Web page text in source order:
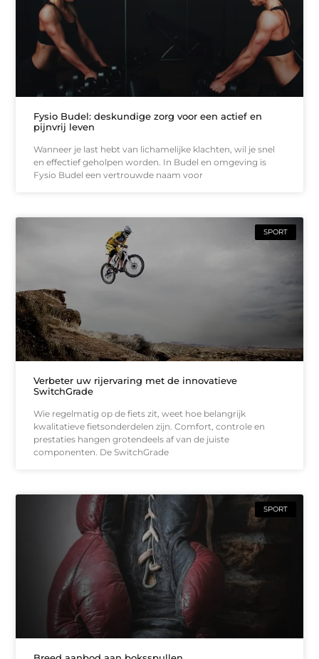
Fysio Budel: deskundige zorg voor een actief en
pijnvrij leven
Wanneer je last hebt van lichamelijke klachten, wil je snel
en effectief geholpen worden. In Budel en omgeving is
Fysio Budel een vertrouwde naam voor
SPORT
Verbeter uw rijervaring met de innovatieve
SwitchGrade
Wie regelmatig op de fiets zit, weet hoe belangrijk
kwalitatieve fietsonderdelen zijn. Comfort, controle en
prestaties hangen grotendeels af van de juiste
componenten. De SwitchGrade
SPORT